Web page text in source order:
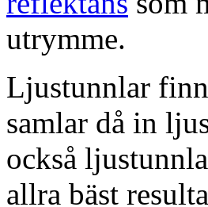
utrymme.
Ljustunnlar
samlar då in
också
allra bäst